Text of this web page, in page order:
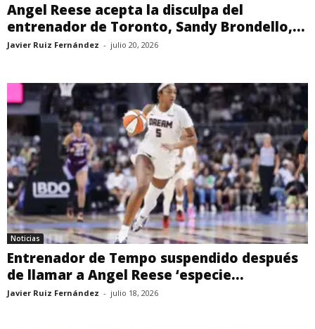
Angel Reese acepta la disculpa del
entrenador de Toronto, Sandy Brondello,...
Javier Ruiz Fernández - julio 20, 2026
Noticias
Entrenador de Tempo suspendido después
de llamar a Angel Reese ‘especie...
Javier Ruiz Fernández - julio 18, 2026